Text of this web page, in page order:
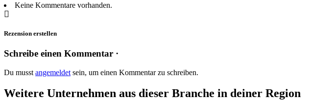
Keine Kommentare vorhanden.
Rezension erstellen
Schreibe einen Kommentar ·
Du musst angemeldet sein, um einen Kommentar zu schreiben.
Weitere Unternehmen aus dieser Branche in deiner Region